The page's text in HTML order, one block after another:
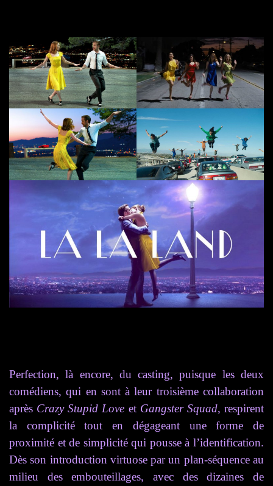
Perfection, là encore, du casting, puisque les deux
comédiens, qui en sont à leur troisième collaboration
après Crazy Stupid Love et Gangster Squad, respirent
la complicité tout en dégageant une forme de
proximité et de simplicité qui pousse à l’identification.
Dès son introduction virtuoseparun plan-séquence au
milieu des embouteillages, avec des dizaines de